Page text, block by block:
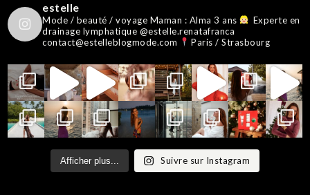
estelle
Mode / beauté / voyage Maman : Alma 3 ans
Experte en
drainage lymphatique @estelle.renatafranca
contact@estelleblogmode.com
Paris / Strasbourg
Afficher plus... Suivre sur Instagram